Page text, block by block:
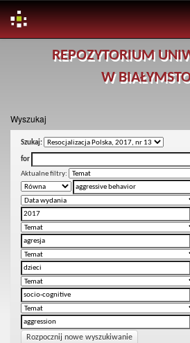
REPOZYTORIUM
W
Wyszukaj
Szukaj:
for
Aktualne filtry:
Rozpocznij nowe wyszukiwanie